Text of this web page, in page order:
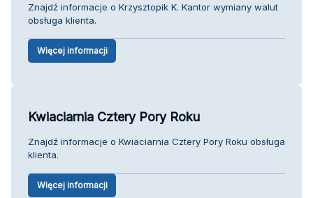
Znajdź informacje o Krzysztopik K. Kantor wymiany walut
obsługa klienta.
Więcej informacji
Kwiaciarnia Cztery Pory Roku
Znajdź informacje o Kwiaciarnia Cztery Pory Roku obsługa
klienta.
Więcej informacji